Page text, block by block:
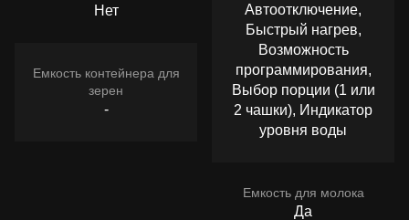
Нет
Емкость контейнера для
зерен
-
Автоотключение,
Быстрый нагрев,
Возможность
программирования,
Выбор порции (1 или
2 чашки), Индикатор
уровня воды
Емкость для молока
Да